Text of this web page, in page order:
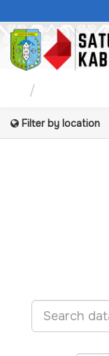
to
content
Filter by location